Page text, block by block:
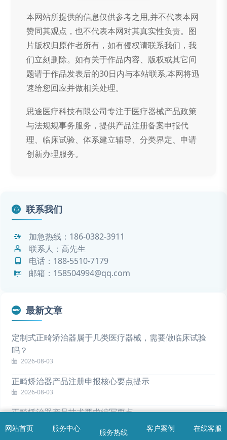
本网站所提供的信息仅供参考之用,并不代表本网
赞同其观点，也不代表本网对其真实性负责。图
片版权归原作者所有，如有侵权请联系我们，我
们立刻删除。如有关于作品内容、版权或其它问
题请于作品发表后的30日内与本站联系,本网将迅
速给您回应并做相关处理。
思途医疗科技有限公司专注于医疗器械产品政策
与法规规事务服务，提供产品注册备案申报代
理、临床试验、体系建立辅导、分类界定、申请
创新办理服务。
联系我们
加急热线： 186-0382-3911
联系人：高先生
电话： 188-5510-7179
邮箱：158504994@qq.com
最新文章
定制式正畸矫治器属于几类医疗器械，需要做临床试验
吗？
2026-08-03
正畸矫治器产品注册申报核心要点提示
2026-08-03
正畸矫治器产品技术要求编写要点
2026-08-03
首页 服务中心 问题解答 咨询
网站首页 服务中心 服务热线 客户案例 在线客服